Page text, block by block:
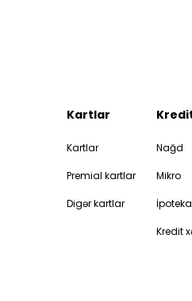
Kartlar
Kartlar
Premial kartlar
Digər kartlar
Nağd
Mikro
İpoteka
Kredit